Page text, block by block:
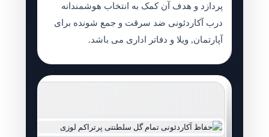
پردازد و هدف آن کمک به انتخاب هوشمندانه
درب آکاردئونی ضد سرقت و جمع شونده برای
آپارتمان, ویلا و دفاتر اداری می باشد.